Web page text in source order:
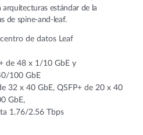
arquitecturas estándar de la
de spine-and-leaf.
de datos Leaf
de 48 x 1/10 GbE y
100 GbE
32 x 40 GbE, QSFP+ de 20 x 40
GbE,
1.76/2.56 Tbps